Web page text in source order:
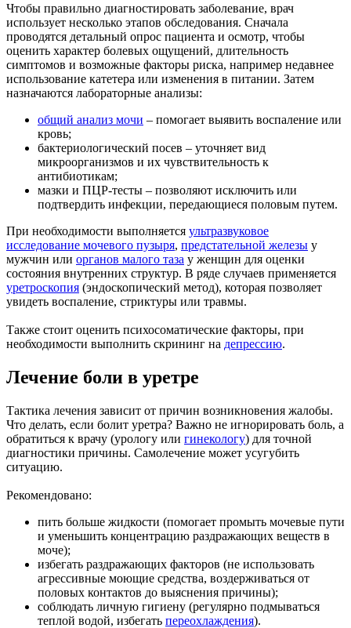
Чтобы правильно диагностировать заболевание, врач
использует несколько этапов обследования. Сначала
проводятся детальный опрос пациента и осмотр, чтобы
оценить характер болевых ощущений, длительность
симптомов и возможные факторы риска, например недавнее
использование катетера или изменения в питании. Затем
назначаются лабораторные анализы:
общий анализ мочи – помогает выявить воспаление или
кровь;
бактериологический посев – уточняет вид
микроорганизмов и их чувствительность к
антибиотикам;
мазки и ПЦР-тесты – позволяют исключить или
подтвердить инфекции, передающиеся половым путем.
При необходимости выполняется ультразвуковое
исследование мочевого пузыря, предстательной железы у
мужчин или органов малого таза у женщин для оценки
состояния внутренних структур. В ряде случаев применяется
уретроскопия (эндоскопический метод), которая позволяет
увидеть воспаление, стриктуры или травмы.
Также стоит оценить психосоматические факторы, при
необходимости выполнить скрининг на депрессию.
Лечение боли в уретре
Тактика лечения зависит от причин возникновения жалобы.
Что делать, если болит уретра? Важно не игнорировать боль, а
обратиться к врачу (урологу или гинекологу) для точной
диагностики причины. Самолечение может усугубить
ситуацию.
Рекомендовано:
пить больше жидкости (помогает промыть мочевые пути
и уменьшить концентрацию раздражающих веществ в
моче);
избегать раздражающих факторов (не использовать
агрессивные моющие средства, воздерживаться от
половых контактов до выяснения причины);
соблюдать личную гигиену (регулярно подмываться
теплой водой, избегать переохлаждения).